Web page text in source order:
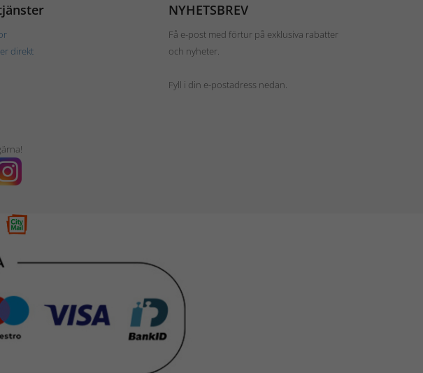
direkt
NYHETSBREV
Få e-post med förtur på exklusiva rabatter
och nyheter.
Fyll i din e-postadress nedan.